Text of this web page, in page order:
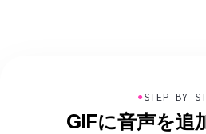
●STEP BY
GIFに音声を追